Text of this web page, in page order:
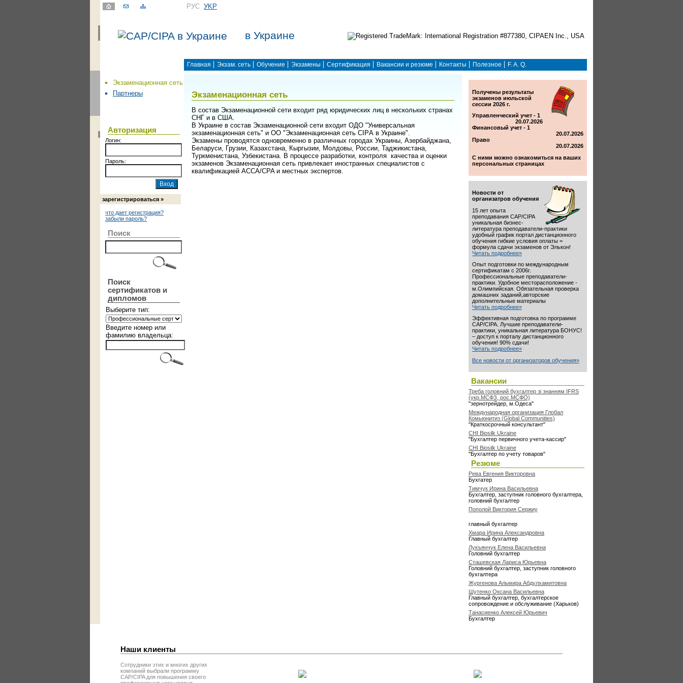
РУС УKР
в Украине
Главная Экзам. сеть Обучение Экзамены Сертификация Вакансии и резюме Контакты Полезное F. A. Q.
Экзаменационная сеть
Партнеры
Авторизация
Логин:
Пароль:
зарегистрироваться »
что дает регистрация?
забыли пароль?
Поиск
Поиск
сертификатов и
дипломов
Выберите тип:
Введите номер или
фамилию владельца:
Экзаменационная сеть
В состав Экзаменационной сети входит ряд юридических лиц в нескольких странах
СНГ и в США.
В Украине в состав Экзаменационной сети входит ОДО "Универсальная
экзаменационная сеть" и ОО "Экзаменационная сеть CIPА в Украине".
Экзамены проводятся одновременно в различных городах Украины, Азербайджана,
Беларуси, Грузии, Казахстана, Кыргызии, Молдовы, России, Таджикистана,
Туркменистана, Узбекистана. В процессе разработки, контроля качества и оценки
экзаменов Экзаменационная сеть привлекает иностранных специалистов с
квалификацией ACCA/CPA и местных экспертов.
Получены результаты
экзаменов июльской
сессии 2026 г.
Управленческий учет - 1
20.07.2026
Финансовый учет - 1
20.07.2026
Право
20.07.2026
С ними можно ознакомиться на ваших
персональных страницах
Новости от
организатров обучения
15 лет опыта
преподавания CAP/CIPA
уникальная бизнес-
литература преподаватели-практики
удобный график портал дистанционного
обучения гибкие условия оплаты =
формула сдачи экзаменов от Элькон!
Читать подробнее»
Опыт подготовки по международным
сертификатам с 2006г.
Профессиональные преподаватели-
практики. Удобное месторасположение -
м.Олимпийская. Обязательная проверка
домашних заданий,авторские
дополнительные материалы
Читать подробнее»
Эффективная подготовка по программе
CAP/CIPA. Лучшие преподаватели-
практики, уникальная литература БОНУС!
– доступ к порталу дистанционного
обучения! 90% сдачи!
Читать подробнее»
Все новости от организаторов обучения»
Вакансии
Треба головний бухгалтер зі знанням IFRS
(укр.МСФЗ, рос.МСФО)
"зернотрейдер, м.Одеса"
Международная организация Глобал
Комьюнитиз (Global Communities)
"Краткосрочный консультант"
CHI Biosilk Ukraine
"Бухгалтер первичного учета-кассир"
CHI Biosilk Ukraine
"Бухгалтер по учету товаров"
Резюме
Рева Евгения Викторовна
Бухгатер
Тимчук Ирина Васильевна
Бухгалтер, заступник головного бухгалтера,
головний бухгалтер
Пополой Виктория Сержиу
главный бухгалтер
Хмара Ирина Александровна
Главный бухгалтер
Лукъянчук Елена Васильевна
Головний бухгалтер
Сташевская Лариса Юрьевна
Головний бухгалтер, заступник головного
бухгалтера
Жургенова Альмира Абдулхамитовна
Шутенко Оксана Васильевна
Главный бухгалтер, бухгалтерское
сопровождение и обслуживание (Харьков)
Танасиенко Алексей Юрьевич
Бухгалтер
Наши клиенты
Сотрудники этих и многих других
компаний выбрали программу
CAP/CIPA для повышения своего